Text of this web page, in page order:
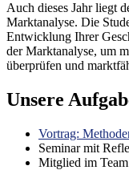
Auch dieses Jahr liegt
Marktanalyse. Die
Entwicklung Ihrer
der Marktanalyse, um
überprüfen und
Unsere
Vortrag:
Seminar mit
Mitglied im